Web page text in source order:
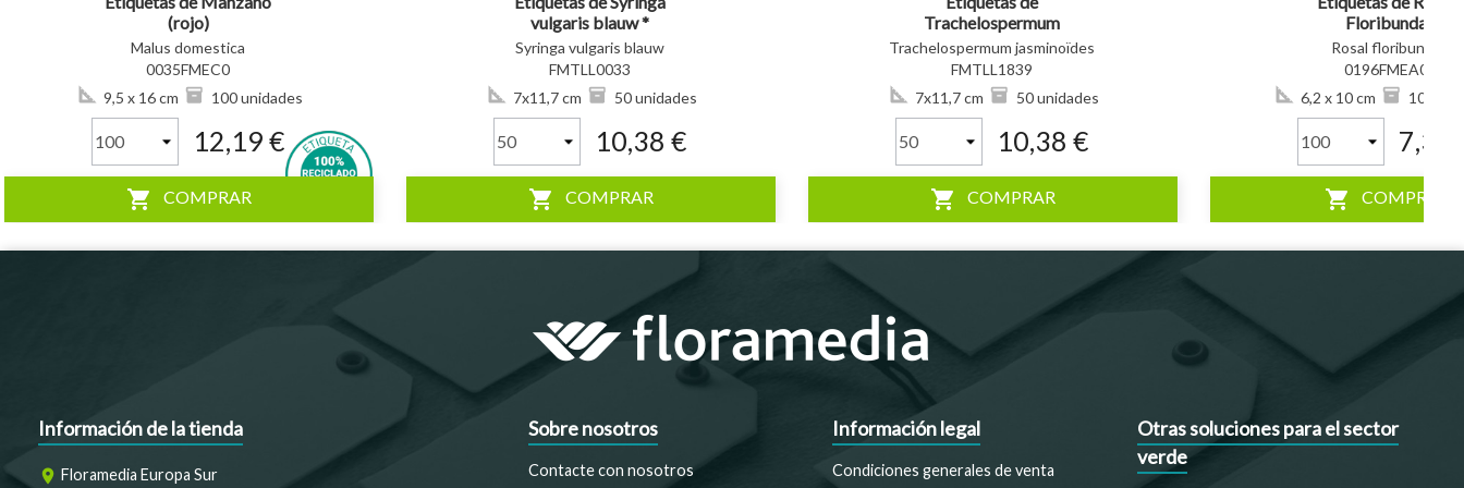
(rojo)
Malus domestica
0035FMEC0
9,5 x 16 cm
100 unidades
12,19 €
shopping_cart COMPRAR
vulgaris blauw *
Syringa vulgaris blauw
FMTLL0033
7x11,7 cm
50 unidades
10,38 €
shopping_cart COMPRAR
Trachelospermum
jasminoïdes *
Trachelospermum jasminoïdes
FMTLL1839
7x11,7 cm
50 unidades
10,38 €
shopping_cart COMPRAR
Floribunda
Rosal floribunda
0196FMEA0
6,2 x 10 cm
100
7,32
shopping_cart COMPRAR
Información de la tienda
room Floramedia Europa Sur
Sobre nosotros
Contacte con nosotros
Información legal
Condiciones generales de venta
Otras soluciones para el sector
verde